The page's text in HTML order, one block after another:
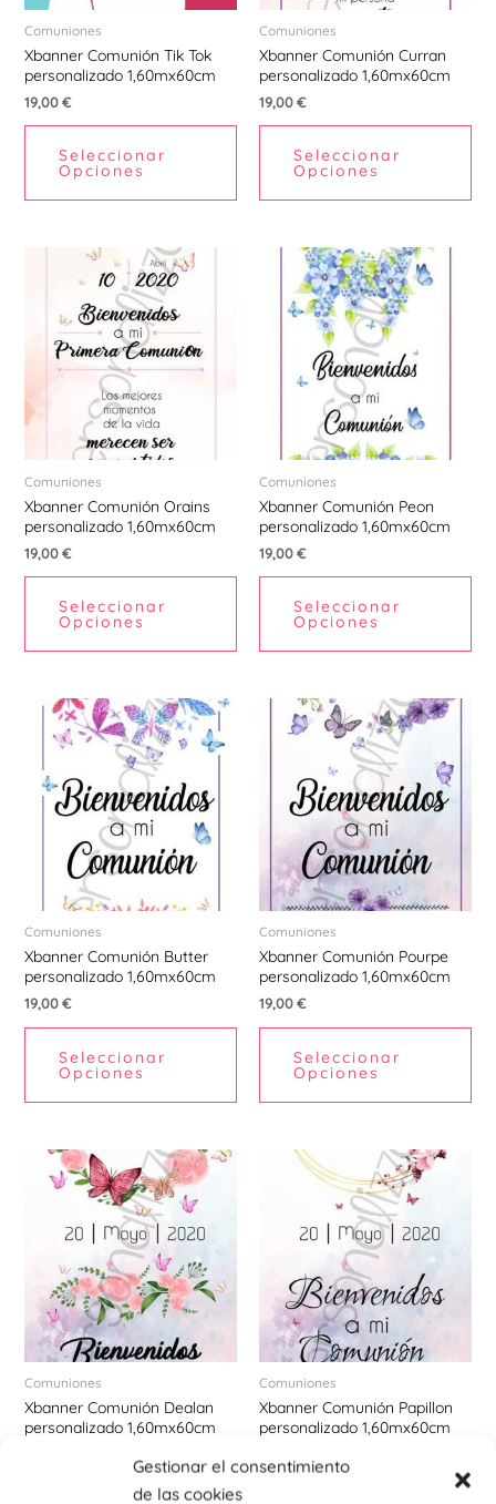
Gestionar el consentimiento
de las cookies
Comuniones
Xbanner Comunión Tik Tok
personalizado 1,60mx60cm
19,00€
Seleccionar
Opciones
Comuniones
Xbanner Comunión Curran
personalizado 1,60mx60cm
19,00€
Seleccionar
Opciones
Comuniones
Xbanner Comunión Orains
personalizado 1,60mx60cm
19,00€
Seleccionar
Opciones
Comuniones
Xbanner Comunión Peon
personalizado 1,60mx60cm
19,00€
Seleccionar
Opciones
Comuniones
Xbanner Comunión Butter
personalizado 1,60mx60cm
19,00€
Seleccionar
Opciones
Comuniones
Xbanner Comunión Pourpe
personalizado 1,60mx60cm
19,00€
Seleccionar
Opciones
Comuniones
Xbanner Comunión Dealan
personalizado 1,60mx60cm
Comuniones
Xbanner Comunión Papillon
personalizado 1,60mx60cm